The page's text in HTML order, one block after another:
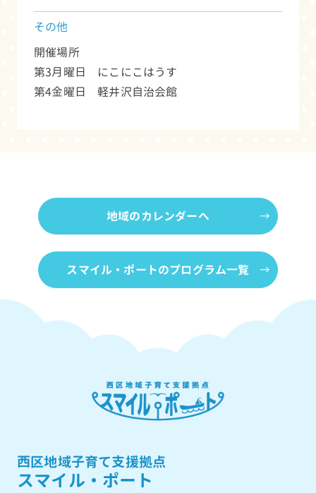
その他
開催場所
第3月曜日 にこにこはうす
第4金曜日 軽井沢自治会館
地域のカレンダーへ
スマイル・ポートのプログラム一覧
西区地域子育て支援拠点
スマイル・ポート